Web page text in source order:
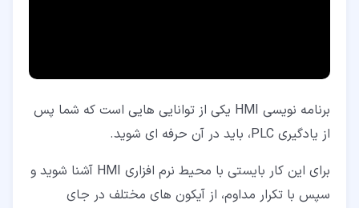
برنامه نویسی HMI یکی از توانایی هایی است که شما پس
از یادگیری PLC، باید در آن حرفه ای شوید.
برای این کار بایستی با محیط نرم افزاری HMI آشنا شوید و
سپس با تکرار مداوم، از آیکون های مختلف در جای